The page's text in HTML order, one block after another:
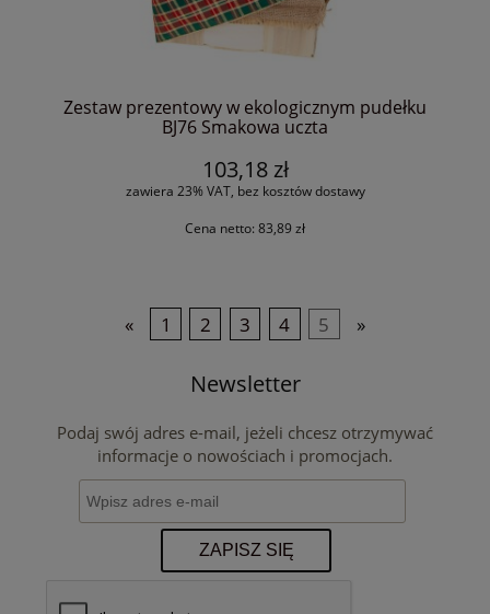
Zestaw prezentowy w ekologicznym pudełku
BJ76 Smakowa uczta
103,18 zł
zawiera 23% VAT, bez kosztów dostawy
Cena netto: 83,89 zł
« 1 2 3 4 5 »
Newsletter
Podaj swój adres e-mail, jeżeli chcesz otrzymywać
informacje o nowościach i promocjach.
ZAPISZ SIĘ